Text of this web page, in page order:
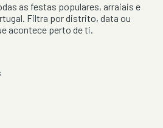
as festas populares, arraiais e
Filtra por distrito, data ou
acontece perto de ti.